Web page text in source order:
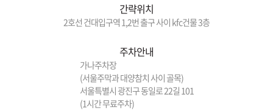
간략위치
2호선 건대입구역 1,2번 출구 사이 kfc건물 3층
주차안내
가나주차장
(서울주막과 대양참치 사이 골목)
서울특별시 광진구 동일로 22길 101
(1시간 무료주차)